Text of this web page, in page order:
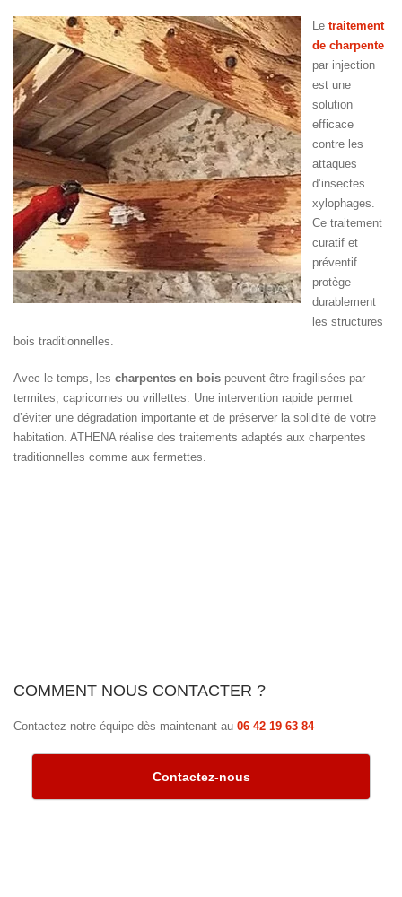
Le traitement
de charpente
par injection
est une
solution
efficace
contre les
attaques
d’insectes
xylophages.
Ce traitement
curatif et
préventif
protège
durablement
les structures
bois traditionnelles.
Avec le temps, les charpentes en bois peuvent être fragilisées par
termites, capricornes ou vrillettes. Une intervention rapide permet
d’éviter une dégradation importante et de préserver la solidité de votre
habitation. ATHENA réalise des traitements adaptés aux charpentes
traditionnelles comme aux fermettes.
COMMENT NOUS CONTACTER ?
Contactez notre équipe dès maintenant au 06 42 19 63 84
Contactez-nous